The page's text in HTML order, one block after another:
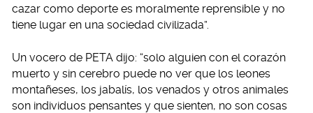
cazar como deporte es moralmente reprensible y no
tiene lugar en una sociedad civilizada”.
Un vocero de PETA dijo: “solo alguien con el corazón
muerto y sin cerebro puede no ver que los leones
montañeses, los jabalís, los venados y otros animales
son individuos pensantes y que sienten, no son cosas